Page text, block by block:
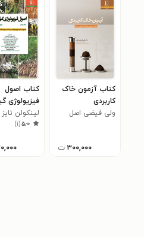
کتاب آزمون خاک
کاربردی
ولی فیضی اصل
۳۰۰,۰۰۰ ت
کتاب اصول
فیزیولوژی
(جلد دوم)
لینکولن تایز
۵٫۰(۱)